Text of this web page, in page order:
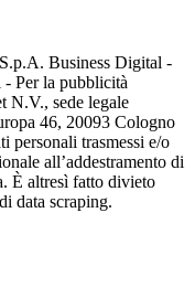
Business Digital -
Per la pubblicità
N.V., sede legale
46, 20093 Cologno
personali trasmessi e/o
all’addestramento di
È altresì fatto divieto
data scraping.